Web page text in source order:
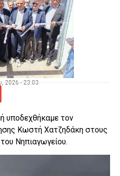
2026 - 23:03
υποδεχθήκαμε τον
Κωστή Χατζηδάκη στους
Νηπιαγωγείου.